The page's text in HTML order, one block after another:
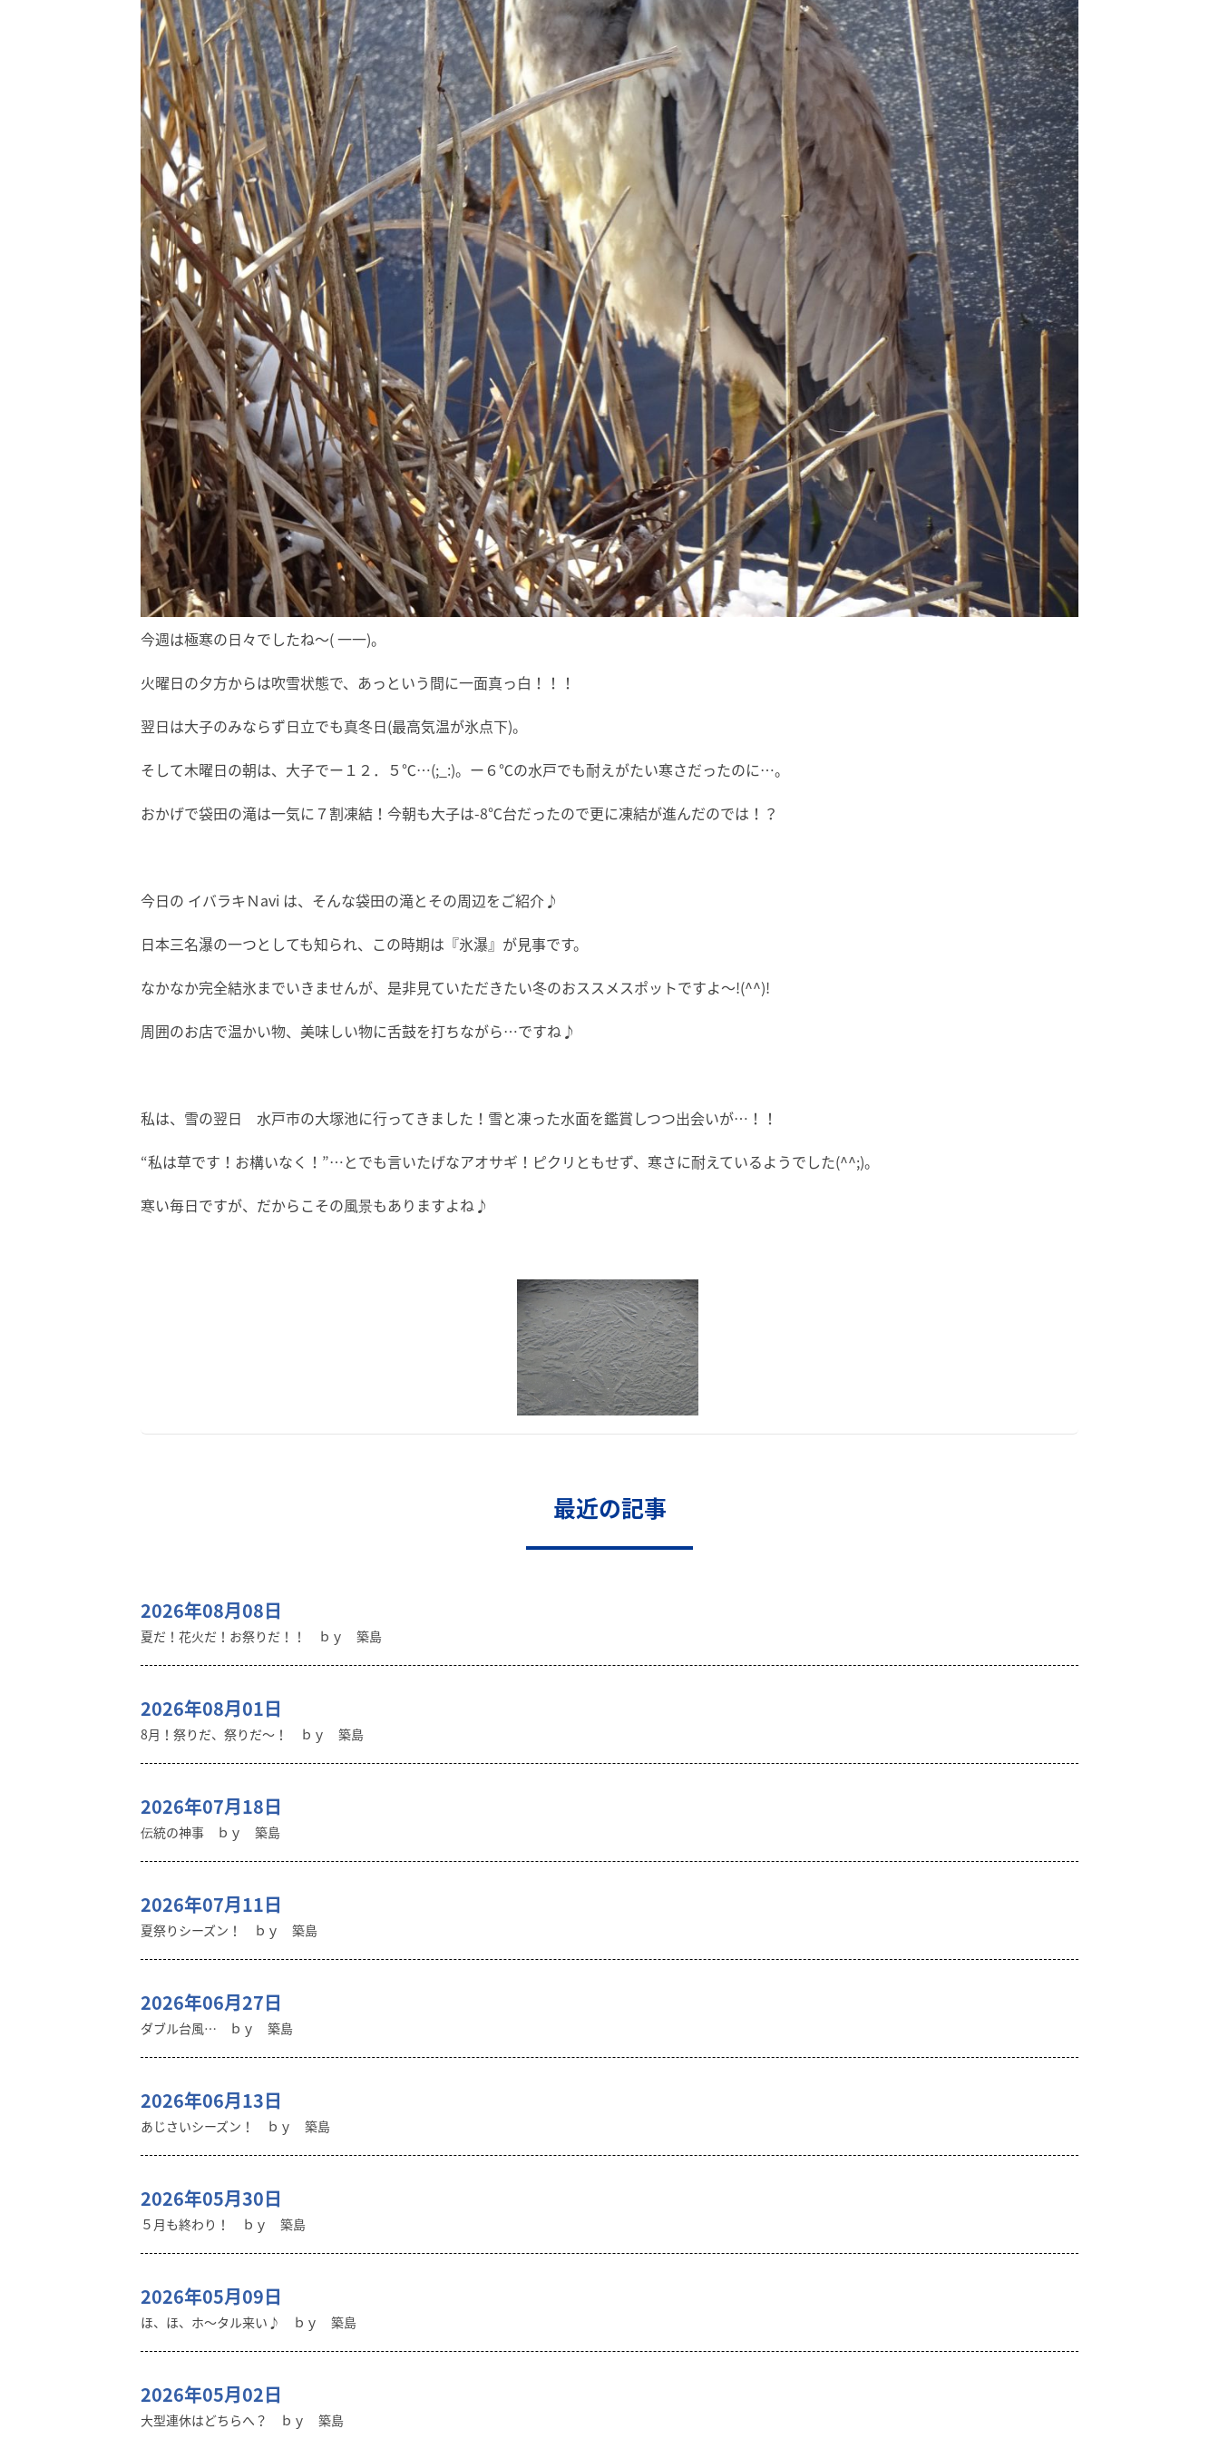
今週は極寒の日々でしたね～( 一一)。
火曜日の夕方からは吹雪状態で、あっという間に一面真っ白！！！
翌日は大子のみならず日立でも真冬日(最高気温が氷点下)。
そして木曜日の朝は、大子でー１２．５℃…(;_:)。ー６℃の水戸でも耐えがたい寒さだったのに…。
おかげで袋田の滝は一気に７割凍結！今朝も大子は-8℃台だったので更に凍結が進んだのでは！？
今日の イバラキＮavi は、そんな袋田の滝とその周辺をご紹介♪
日本三名瀑の一つとしても知られ、この時期は『氷瀑』が見事です。
なかなか完全結氷までいきませんが、是非見ていただきたい冬のおススメスポットですよ～!(^^)!
周囲のお店で温かい物、美味しい物に舌鼓を打ちながら…ですね♪
私は、雪の翌日 水戸市の大塚池に行ってきました！雪と凍った水面を鑑賞しつつ出会いが…！！
“私は草です！お構いなく！”…とでも言いたげなアオサギ！ピクリともせず、寒さに耐えているようでした(^^;)。
寒い毎日ですが、だからこその風景もありますよね♪
最近の記事
2026年08月08日
夏だ！花火だ！お祭りだ！！ ｂｙ 築島
2026年08月01日
8月！祭りだ、祭りだ～！ ｂｙ 築島
2026年07月18日
伝統の神事 ｂｙ 築島
2026年07月11日
夏祭りシーズン！ ｂｙ 築島
2026年06月27日
ダブル台風… ｂｙ 築島
2026年06月13日
あじさいシーズン！ ｂｙ 築島
2026年05月30日
５月も終わり！ ｂｙ 築島
2026年05月09日
ほ、ほ、ホ～タル来い♪ ｂｙ 築島
2026年05月02日
大型連休はどちらへ？ ｂｙ 築島